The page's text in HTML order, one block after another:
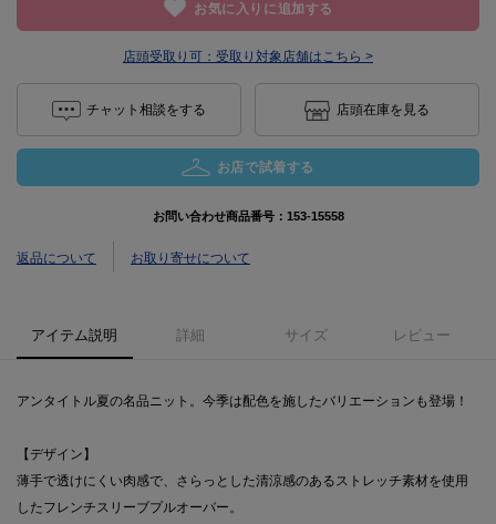
お気に入りに追加する
店頭受取り可： 受取り対象店舗はこちら >
チャット相談をする 店頭在庫を見る
お店で試着する
お問い合わせ商品番号： 153-15558
返品について お取り寄せについて
アイテム説明 詳細 サイズ レビュー
アンタイトル夏の名品ニット。今季は配色を施したバリエーションも登場！
【デザイン】
薄手で透けにくい肉感で、さらっとした清涼感のあるストレッチ素材を使用
したフレンチスリーブプルオーバー。